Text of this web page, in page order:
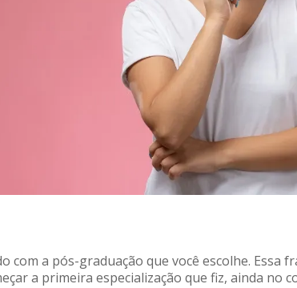
com a pós-graduação que você escolhe. Essa
a primeira especialização que fiz, ainda no